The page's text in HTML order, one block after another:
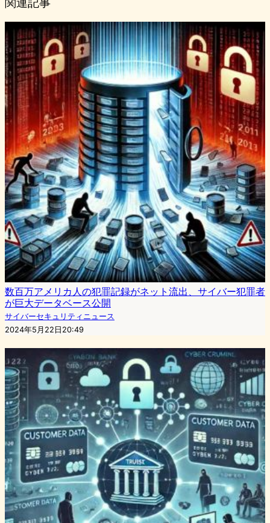
数百万アメリカ人の犯罪記録がネット流出、サイバー犯罪者
が巨大データベース公開
サイバーセキュリティニュース
2024年5月22日20:49